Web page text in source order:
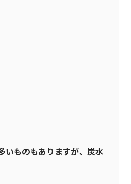
いものもありますが、炭水